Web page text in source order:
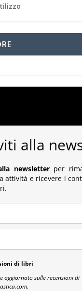
alla
newsletterper
attività e ricevere i
di libri
aggiornato sulle recensioni di